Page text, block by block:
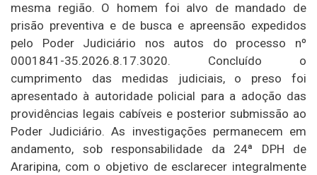
mesma região. O homem foi alvo de mandado de
prisão preventiva e de busca e apreensão expedidos
pelo Poder Judiciário nos autos do processo nº
0001841-35.2026.8.17.3020. Concluído o
cumprimento das medidas judiciais, o preso foi
apresentado à autoridade policial para a adoção das
providências legais cabíveis e posterior submissão ao
Poder Judiciário. As investigações permanecem em
andamento, sob responsabilidade da 24ª DPH de
Araripina, com o objetivo de esclarecer integralmente